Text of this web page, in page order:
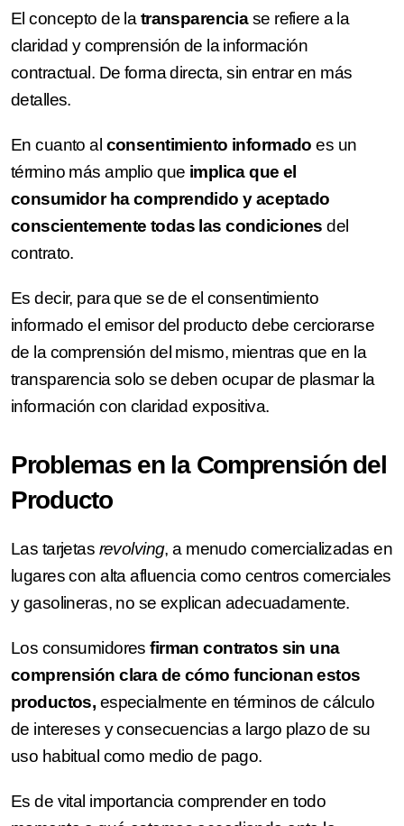
El concepto de la transparenciase refiere a la
claridad y comprensión de la información
contractual. De forma directa, sin entrar en más
detalles.
En cuanto al consentimiento informadoes un
término más amplio que implica que el
consumidor ha comprendido y aceptado
conscientemente todas las condicionesdel
contrato.
Es decir, para que se de el consentimiento
informado el emisor del producto debe cerciorarse
de la comprensión del mismo, mientras que en la
transparencia solo se deben ocupar de plasmar la
información con claridad expositiva.
Problemas en la Comprensión del
Producto
Las tarjetas revolving, a menudo comercializadas en
lugares con alta afluencia como centros comerciales
y gasolineras, no se explican adecuadamente.
Los consumidoresfirman contratos sin una
comprensión clara de cómo funcionan estos
productos, especialmente en términos de cálculo
de intereses y consecuencias a largo plazo de su
uso habitual como medio de pago.
Es de vital importancia comprender en todo